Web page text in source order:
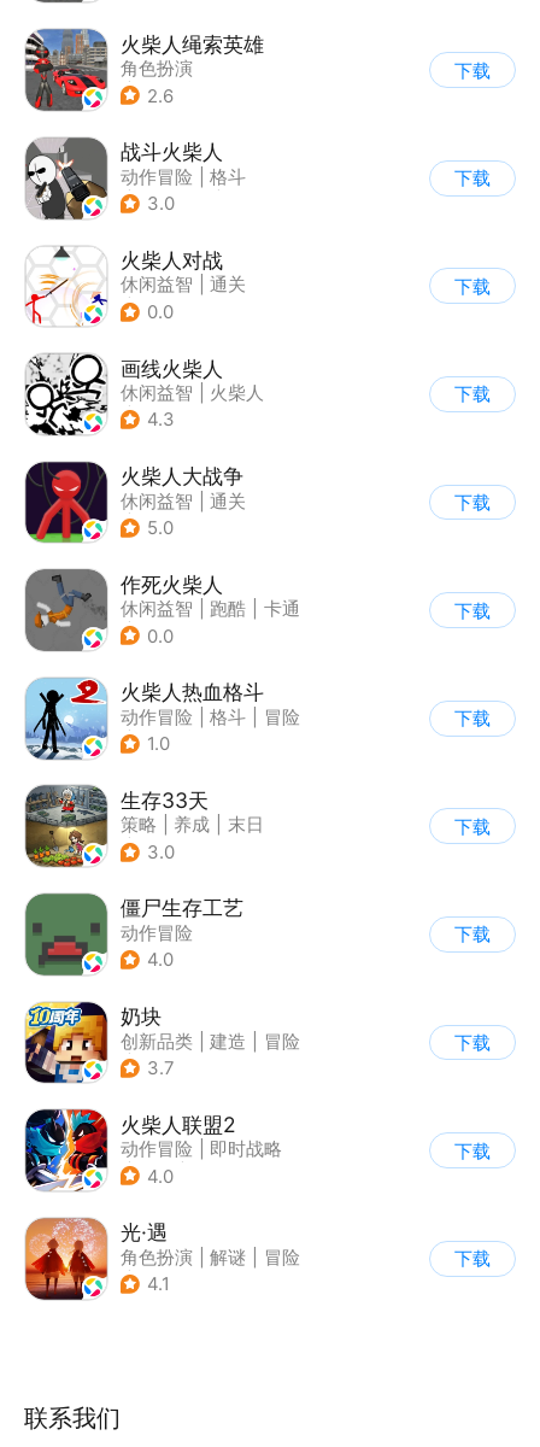
火柴人绳索英雄
角色扮演
| 第三人称射击
2.6
下载
战斗火柴人
动作冒险
格斗
| 横版过关
3.0
下载
火柴人对战
休闲益智
通关
| 火柴人
0.0
下载
画线火柴人
休闲益智
火柴人
| DIY
4.3
下载
火柴人大战争
休闲益智
通关
| 火柴人
5.0
下载
作死火柴人
休闲益智 跑酷
卡通
| 62游戏
0.0
下载
火柴人热血格斗
动作冒险 格斗
冒险
| 火柴人
1.0
下载
生存33天
策略 养成
末日
| 卡通
3.0
下载
僵尸生存工艺
动作冒险
4.0
下载
奶块
创新品类 建造
冒险
| 开放世界
3.7
下载
火柴人联盟2
动作冒险
即时战略
| 冒险
4.0
下载
光·遇
角色扮演 解谜
冒险
| 开放世界
4.1
下载
联系我们